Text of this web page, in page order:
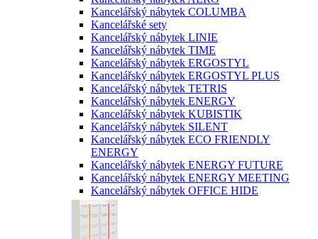
Kancelářský nábytek COLUMBA
Kancelářské sety
Kancelářský nábytek LINIE
Kancelářský nábytek TIME
Kancelářský nábytek ERGOSTYL
Kancelářský nábytek ERGOSTYL PLUS
Kancelářský nábytek TETRIS
Kancelářský nábytek ENERGY
Kancelářský nábytek KUBISTIK
Kancelářský nábytek SILENT
Kancelářský nábytek ECO FRIENDLY
ENERGY
Kancelářský nábytek ENERGY FUTURE
Kancelářský nábytek ENERGY MEETING
Kancelářský nábytek OFFICE HIDE